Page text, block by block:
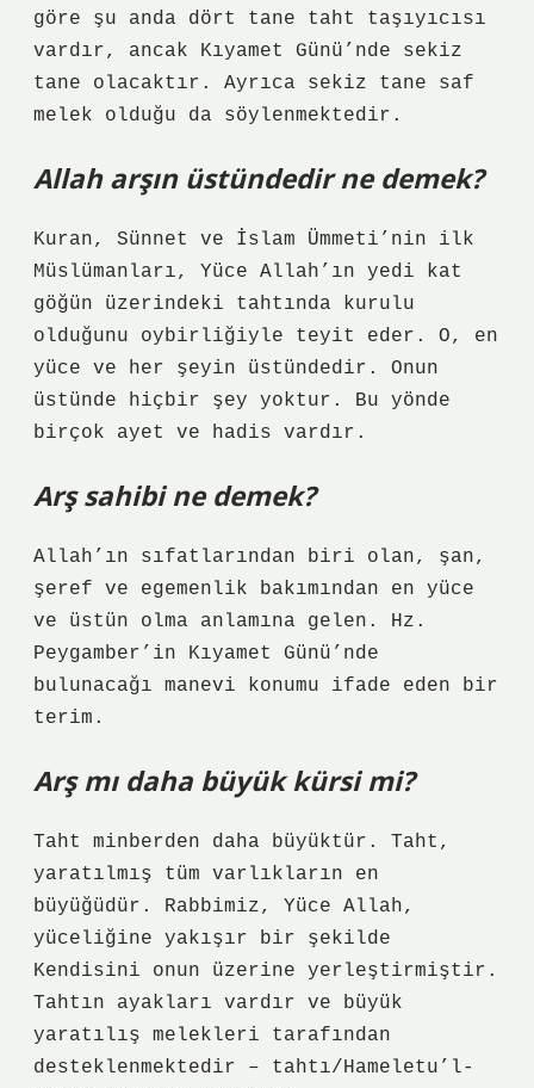
göre şu anda dört tane taht taşıyıcısı
vardır, ancak Kıyamet Günü’nde sekiz
tane olacaktır. Ayrıca sekiz tane saf
melek olduğu da söylenmektedir.
Allah arşın üstündedir ne demek?
Kuran, Sünnet ve İslam Ümmeti’nin ilk
Müslümanları, Yüce Allah’ın yedi kat
göğün üzerindeki tahtında kurulu
olduğunu oybirliğiyle teyit eder. O, en
yüce ve her şeyin üstündedir. Onun
üstünde hiçbir şey yoktur. Bu yönde
birçok ayet ve hadis vardır.
Arş sahibi ne demek?
Allah’ın sıfatlarından biri olan, şan,
şeref ve egemenlik bakımından en yüce
ve üstün olma anlamına gelen. Hz.
Peygamber’in Kıyamet Günü’nde
bulunacağı manevi konumu ifade eden bir
terim.
Arş mı daha büyük kürsi mi?
Taht minberden daha büyüktür. Taht,
yaratılmış tüm varlıkların en
büyüğüdür. Rabbimiz, Yüce Allah,
yüceliğine yakışır bir şekilde
Kendisini onun üzerine yerleştirmiştir.
Tahtın ayakları vardır ve büyük
yaratılış melekleri tarafından
desteklenmektedir – tahtı/Hameletu’l-